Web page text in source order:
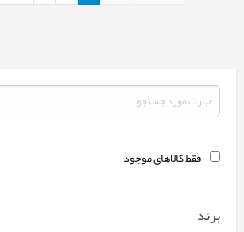
فقط کالاهای موجود
برند